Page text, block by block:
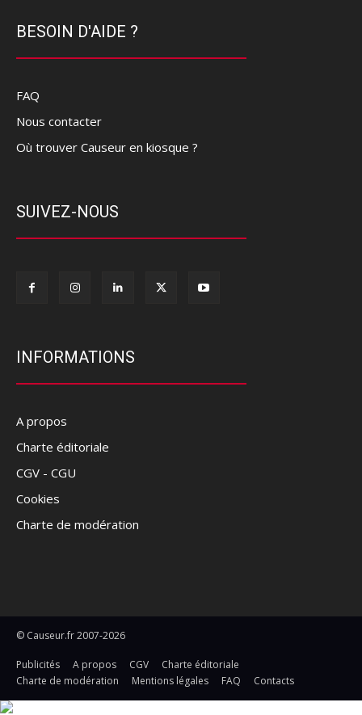
BESOIN D'AIDE ?
FAQ
Nous contacter
Où trouver Causeur en kiosque ?
SUIVEZ-NOUS
INFORMATIONS
A propos
Charte éditoriale
CGV - CGU
Cookies
Charte de modération
© Causeur.fr 2007-2026
Publicités A propos CGV
Charte éditoriale
Charte de modération
Mentions légales FAQ Contacts